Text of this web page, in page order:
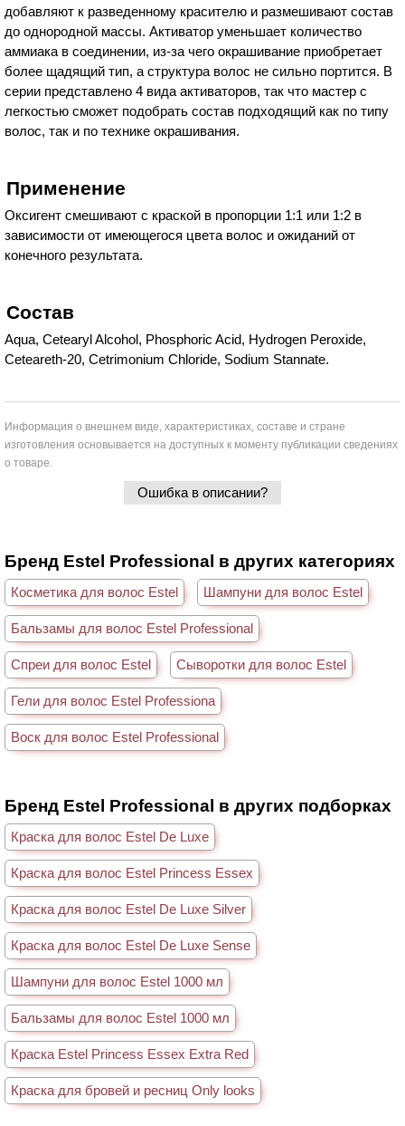
добавляют к разведенному красителю и размешивают состав
до однородной массы. Активатор уменьшает количество
аммиака в соединении, из-за чего окрашивание приобретает
более щадящий тип, а структура волос не сильно портится. В
серии представлено 4 вида активаторов, так что мастер с
легкостью сможет подобрать состав подходящий как по типу
волос, так и по технике окрашивания.
Применение
Оксигент смешивают с краской в пропорции 1:1 или 1:2 в
зависимости от имеющегося цвета волос и ожиданий от
конечного результата.
Состав
Aqua, Cetearyl Alcohol, Phosphoric Acid, Hydrogen Peroxide,
Ceteareth-20, Cetrimonium Chloride, Sodium Stannate.
Информация о внешнем виде, характеристиках, составе и стране
изготовления основывается на доступных к моменту публикации сведениях
о товаре.
Ошибка в описании?
Бренд Estel Professional в других категориях
Косметика для волос Estel Шампуни для волос Estel
Бальзамы для волос Estel Professional
Спреи для волос Estel Сыворотки для волос Estel
Гели для волос Estel Professiona
Воск для волос Estel Professional
Бренд Estel Professional в других подборках
Краска для волос Estel De Luxe
Краска для волос Estel Princess Essex
Краска для волос Estel De Luxe Silver
Краска для волос Estel De Luxe Sense
Шампуни для волос Estel 1000 мл
Бальзамы для волос Estel 1000 мл
Краска Estel Princess Essex Extra Red
Краска для бровей и ресниц Only looks